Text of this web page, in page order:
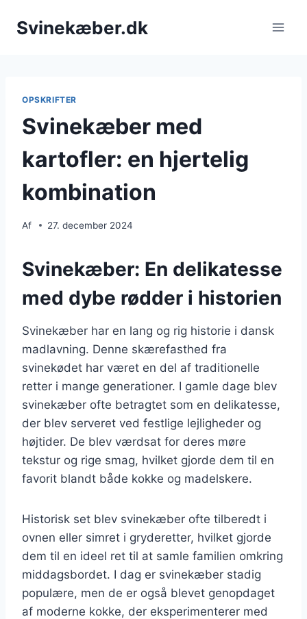
Svinekæber.dk
OPSKRIFTER
Svinekæber med
kartofler: en hjertelig
kombination
Af 27. december 2024
Svinekæber: En delikatesse
med dybe rødder i historien
Svinekæber har en lang og rig historie i dansk
madlavning. Denne skærefasthed fra
svinekødet har været en del af traditionelle
retter i mange generationer. I gamle dage blev
svinekæber ofte betragtet som en delikatesse,
der blev serveret ved festlige lejligheder og
højtider. De blev værdsat for deres møre
tekstur og rige smag, hvilket gjorde dem til en
favorit blandt både kokke og madelskere.
Historisk set blev svinekæber ofte tilberedt i
ovnen eller simret i gryderetter, hvilket gjorde
dem til en ideel ret til at samle familien omkring
middagsbordet. I dag er svinekæber stadig
populære, men de er også blevet genopdaget
af moderne kokke, der eksperimenterer med